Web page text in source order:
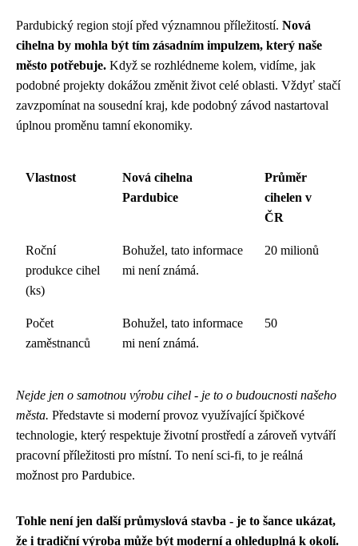
Pardubický region stojí před významnou příležitostí. Nová
cihelna by mohla být tím zásadním impulzem, který naše
město potřebuje. Když se rozhlédneme kolem, vidíme, jak
podobné projekty dokážou změnit život celé oblasti. Vždyť stačí
zavzpomínat na sousední kraj, kde podobný závod nastartoval
úplnou proměnu tamní ekonomiky.
Vlastnost
Nová cihelna
Pardubice
Průměr
cihelen v
ČR
Roční
produkce cihel
(ks)
Bohužel, tato informace
mi není známá.
20 milionů
Počet
zaměstnanců
Bohužel, tato informace
mi není známá.
50
Nejde jen o samotnou výrobu cihel - je to o budoucnosti našeho
města. Představte si moderní provoz využívající špičkové
technologie, který respektuje životní prostředí a zároveň vytváří
pracovní příležitosti pro místní. To není sci-fi, to je reálná
možnost pro Pardubice.
Tohle není jen další průmyslová stavba - je to šance ukázat,
že i tradiční výroba může být moderní a ohleduplná k okolí.